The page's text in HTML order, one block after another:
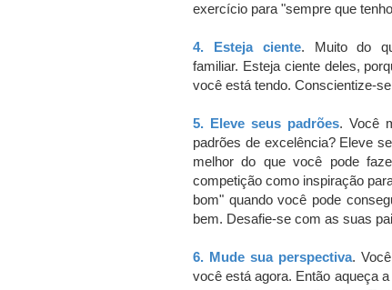
exercício para "sempre que
4. Esteja ciente. Muito do
familiar. Esteja ciente deles,
você está tendo. Conscientize-
5. Eleve seus padrões.Você
padrões de excelência? Eleve
melhor do que você pode
competição como inspiração
bom" quando você pode
bem. Desafie-se com as suas
6. Mude sua perspectiva.
você está agora. Então aqueça